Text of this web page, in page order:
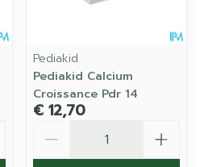
Pediakid
Pediakid Calcium
Croissance Pdr 14
€ 12,70